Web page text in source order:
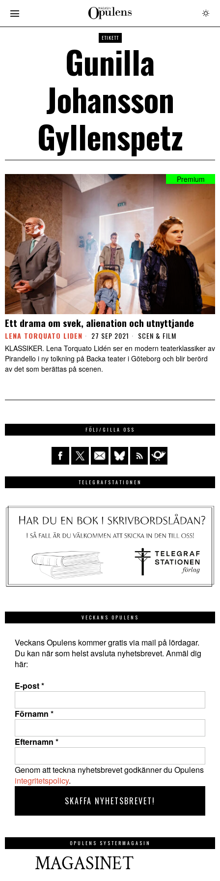
ETIKETT
Gunilla
Johansson
Gyllenspetz
Ett drama om svek, alienation och utnyttjande
LENA TORQUATO LIDEN 27 SEP 2021 SCEN & FILM
KLASSIKER. Lena Torquato Lidén ser en modern teaterklassiker av
Pirandello i ny tolkning på Backa teater i Göteborg och blir berörd
av det som berättas på scenen.
FÖLJ/GILLA OSS
TELEGRAFSTATIONEN
VECKANS OPULENS
Veckans Opulens kommer gratis via mail på lördagar.
Du kan när som helst avsluta nyhetsbrevet. Anmäl dig
här:
E-post*
Förnamn *
Efternamn *
Genom att teckna nyhetsbrevet godkänner du Opulens
integritetspolicy.
OPULENS SYSTERMAGASIN